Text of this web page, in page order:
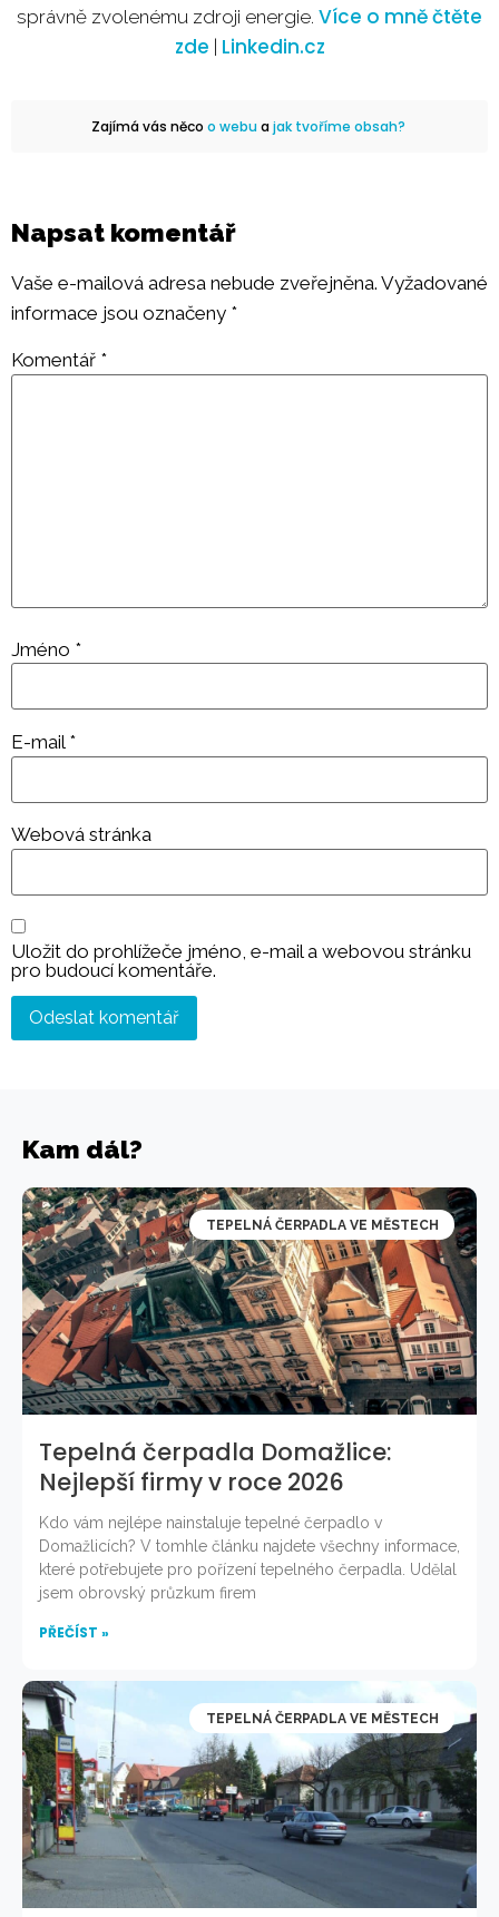
správně zvolenému zdroji energie. Více o mně čtěte
zde Linkedin.cz
Zajímá vás něco o webuajak tvoříme obsah?
Napsat komentář
Vaše e-mailová adresa nebude zveřejněna. Vyžadované
informace jsou označeny *
Komentář *
Jméno *
E-mail *
Webová stránka
Uložit do prohlížeče jméno, e-mail a webovou stránku
pro budoucí komentáře.
Kam dál?
TEPELNÁ ČERPADLA VE MĚSTECH
Tepelná čerpadla Domažlice:
Nejlepší firmy v roce 2026
Kdo vám nejlépe nainstaluje tepelné čerpadlo v
Domažlicích? V tomhle článku najdete všechny informace,
které potřebujete pro pořízení tepelného čerpadla. Udělal
jsem obrovský průzkum firem
PŘEČÍST »
TEPELNÁ ČERPADLA VE MĚSTECH